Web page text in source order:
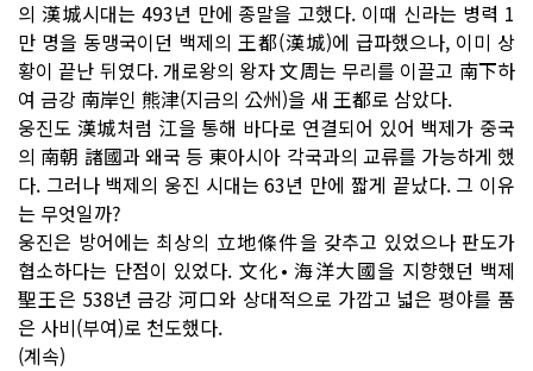
의 漢城시대는 493년 만에 종말을 고했다. 이때 신라는 병력 1
만 명을 동맹국이던 백제의 王都(漢城)에 급파했으나, 이미 상
황이 끝난 뒤였다. 개로왕의 왕자 文周는 무리를 이끌고 南下하
여 금강 南岸인 熊津(지금의 公州)을 새 王都로 삼았다.
웅진도 漢城처럼 江을 통해 바다로 연결되어 있어 백제가 중국
의 南朝 諸國과 왜국 등 東아시아 각국과의 교류를 가능하게 했
다. 그러나 백제의 웅진 시대는 63년 만에 짧게 끝났다. 그 이유
는 무엇일까?
웅진은 방어에는 최상의 立地條件을 갖추고 있었으나 판도가
협소하다는 단점이 있었다. 文化• 海洋大國을 지향했던 백제
聖王은 538년 금강 河口와 상대적으로 가깝고 넓은 평야를 품
은 사비(부여)로 천도했다.
(계속)